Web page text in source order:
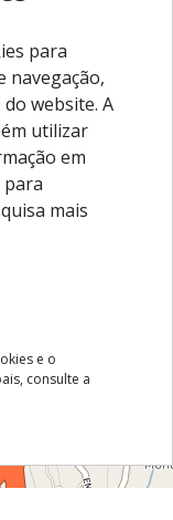
para
navegação,
website. A
utilizar
em
para
mais
e o
consulte a